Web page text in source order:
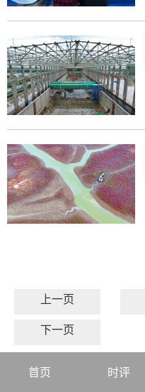
上一页
下一页
首页 时评